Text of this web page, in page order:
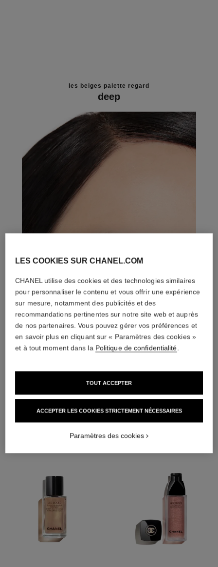
les beiges palette regard
deep
L'ACCORD PARFAIT
LES COOKIES SUR CHANEL.COM
CHANEL utilise des cookies et des technologies similaires
pour personnaliser le contenu et vous offrir une expérience
sur mesure, notamment des publicités et des
recommandations pertinentes sur notre site web et auprès
de nos partenaires. Vous pouvez gérer vos préférences et
en savoir plus en cliquant sur « Paramètres des cookies »
et à tout moment dans la Politique de confidentialité.
ACCEPTER LES COOKIES STRICTEMENT NÉCESSAIRES
TOUT ACCEPTER
Paramètres des cookies